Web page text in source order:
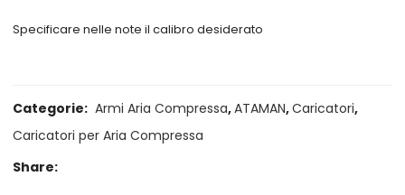
attuale originale
Specificare nelle note il calibro desiderato
Categorie: Armi Aria Compressa,ATAMAN,Caricatori,
Caricatori per Aria Compressa
Share: